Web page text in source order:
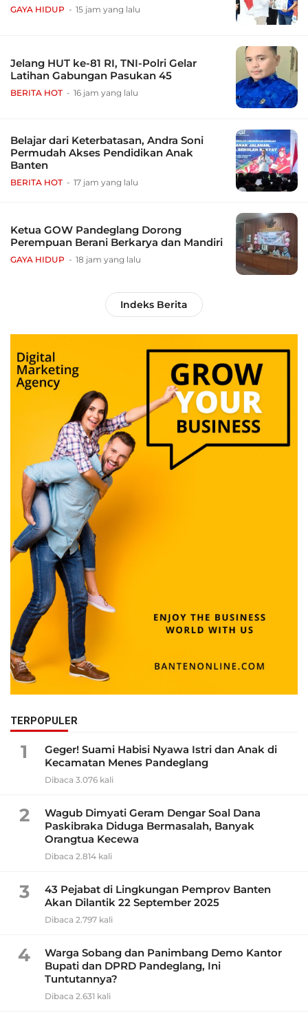
GAYA HIDUP 15 jam yang lalu
Jelang HUT ke-81 RI, TNI-Polri Gelar
Latihan Gabungan Pasukan 45
BERITA HOT 16 jam yang lalu
Belajar dari Keterbatasan, Andra Soni
Permudah Akses Pendidikan Anak
Banten
BERITA HOT 17 jam yang lalu
Ketua GOW Pandeglang Dorong
Perempuan Berani Berkarya dan Mandiri
GAYA HIDUP 18 jam yang lalu
Indeks Berita
TERPOPULER
1
Geger! Suami Habisi Nyawa Istri dan Anak di
Kecamatan Menes Pandeglang
Dibaca 3.076 kali
2
Wagub Dimyati Geram Dengar Soal Dana
Paskibraka Diduga Bermasalah, Banyak
Orangtua Kecewa
Dibaca 2.814 kali
3
43 Pejabat di Lingkungan Pemprov Banten
Akan Dilantik 22 September 2025
Dibaca 2.797 kali
4
Warga Sobang dan Panimbang Demo Kantor
Bupati dan DPRD Pandeglang, Ini
Tuntutannya?
Dibaca 2.631 kali